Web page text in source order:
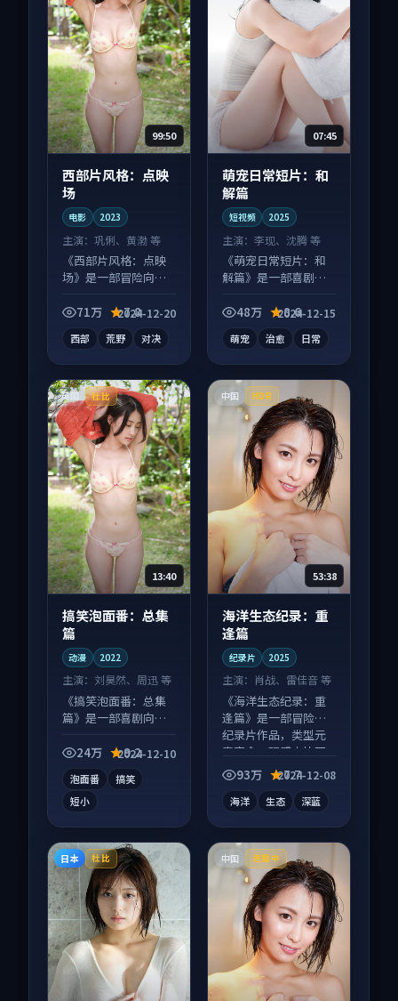
99:50
西部片风格：点映
场
电影 2023
主演： 巩俐、黄渤 等
《西部片风格：点映
场》是一部冒险向电
高，适合配弹幕观
71万 7.8
2024-12-20
西部 荒野 对决
07:45
萌宠日常短片：和
解篇
短视频 2025
主演：李现、沈腾 等
《萌宠日常短片：和
解篇》是一部喜剧向
系层层推进，尾声常
48万 8.6
2024-12-15
萌宠 治愈 日常
英国 杜比
13:40
搞笑泡面番：总集
篇
动漫 2022
主演： 刘昊然、周迅 等
《搞笑泡面番：总集
篇》是一部喜剧向动
全，观感爽快不拖
24万 9.2
2024-12-10
泡面番
搞笑
短小
中国 HDR
53:38
海洋生态纪录：重
逢篇
纪录片 2025
主演： 肖战、雷佳音 等
《海洋生态纪录：重
逢篇》是一部冒险向
纪录片作品，类型元
素齐全，观感爽快不
拖沓。
93万 7.7
2024-12-08
海洋 生态 深蓝
日本 杜比 中国 连载中